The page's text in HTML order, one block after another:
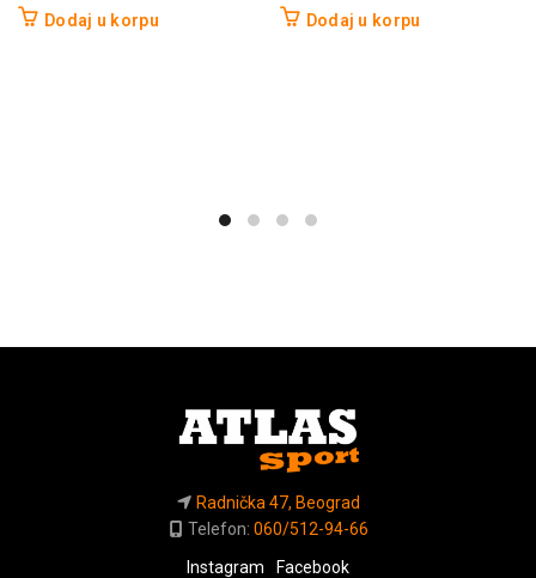
Dodaj u korpu Dodaj u korpu
Radnička 47, Beograd
Telefon: 060/512-94-66
Instagram
Facebook